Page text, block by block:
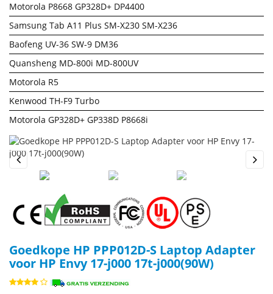
Motorola P8668 GP328D+ DP4400
Samsung Tab A11 Plus SM-X230 SM-X236
Baofeng UV-36 SW-9 DM36
Quansheng MD-800i MD-800UV
Motorola R5
Kenwood TH-F9 Turbo
Motorola GP328D+ GP338D P8668i
Previous
Goedkope HP PPP012D-S Laptop Adapter
voor HP Envy 17-j000 17t-j000(90W)